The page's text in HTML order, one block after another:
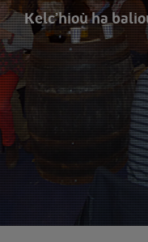
Kelc’hioù ha